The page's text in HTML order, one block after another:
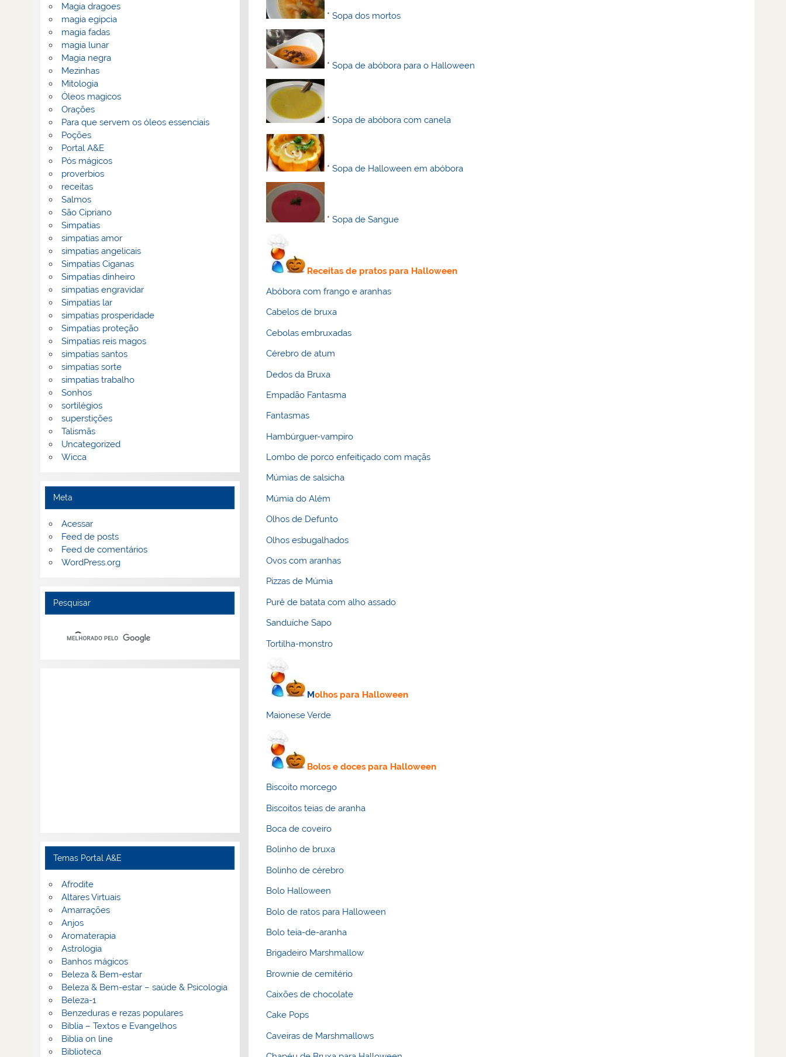
*Sopa dos mortos
*Sopa de abóbora para o Halloween
*Sopa de abóbora com canela
*Sopa de Halloween em abóbora
*Sopa de Sangue
Receitas de pratos para Halloween
Abóbora com frango e aranhas
Cabelos de bruxa
Cebolas embruxadas
Cérebro de atum
Dedos da Bruxa
Empadão Fantasma
Fantasmas
Hambúrguer-vampiro
Lombo de porco enfeitiçado com maçãs
Múmias de salsicha
Múmia do Além
Olhos de Defunto
Olhos esbugalhados
Ovos com aranhas
Pizzas de Múmia
Purê de batata com alho assado
Sanduíche Sapo
Tortilha-monstro
Molhos para Halloween
Maionese Verde
Bolos e doces para Halloween
Biscoito morcego
Biscoitos teias de aranha
Boca de coveiro
Bolinho de bruxa
Bolinho de cérebro
Bolo Halloween
Bolo de ratos para Halloween
Bolo teia-de-aranha
Brigadeiro Marshmallow
Brownie de cemitério
Caixões de chocolate
Cake Pops
Caveiras de Marshmallows
Magia dragoes
magia egipcia
magia fadas
magia lunar
Magia negra
Mezinhas
Mitologia
Óleos magicos
Orações
Para que servem os óleos essenciais
Poções
Portal A&E
Pós mágicos
proverbios
receitas
Salmos
São Cipriano
Simpatias
simpatias amor
simpatias angelicais
Simpatias Ciganas
Simpatias dinheiro
simpatias engravidar
Simpatias lar
simpatias prosperidade
Simpatias proteção
Simpatias reis magos
simpatias santos
simpatias sorte
simpatias trabalho
Sonhos
sortilégios
superstições
Talismãs
Uncategorized
Wicca
Meta
Acessar
Feed de posts
Feed de comentários
WordPress.org
Pesquisar
Temas Portal A&E
Afrodite
Altares Virtuais
Amarrações
Anjos
Aromaterapia
Astrologia
Banhos mágicos
Beleza & Bem-estar
Beleza & Bem-estar – saúde & Psicologia
Beleza-1
Benzeduras e rezas populares
Bíblia – Textos e Evangelhos
Biblia on line
Biblioteca